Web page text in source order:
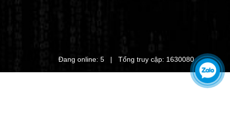
Đang online: 5 | Tổng truy cập: 1630080